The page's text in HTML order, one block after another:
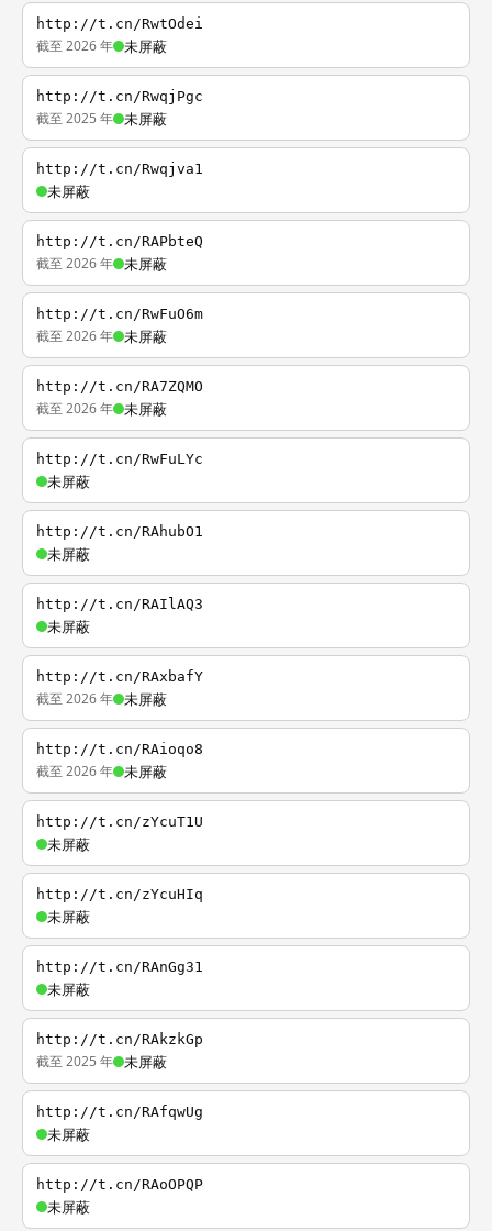
http://t.cn/RwtOdei
截至 2026 年 未屏蔽
http://t.cn/RwqjPgc
截至 2025 年 未屏蔽
http://t.cn/Rwqjva1
未屏蔽
http://t.cn/RAPbteQ
截至 2026 年 未屏蔽
http://t.cn/RwFuO6m
截至 2026 年 未屏蔽
http://t.cn/RA7ZQMO
截至 2026 年 未屏蔽
http://t.cn/RwFuLYc
未屏蔽
http://t.cn/RAhubO1
未屏蔽
http://t.cn/RAIlAQ3
未屏蔽
http://t.cn/RAxbafY
截至 2026 年 未屏蔽
http://t.cn/RAioqo8
截至 2026 年 未屏蔽
http://t.cn/zYcuT1U
未屏蔽
http://t.cn/zYcuHIq
未屏蔽
http://t.cn/RAnGg31
未屏蔽
http://t.cn/RAkzkGp
截至 2025 年 未屏蔽
http://t.cn/RAfqwUg
未屏蔽
http://t.cn/RAoOPQP
未屏蔽